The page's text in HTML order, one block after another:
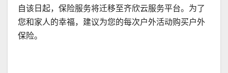
自该日起，保险服务将迁移至齐欣云服务平台。为了
您和家人的幸福，建议为您的每次户外活动购买户外
保险。